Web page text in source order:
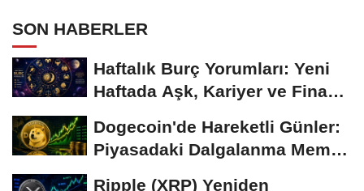
SON HABERLER
Haftalık Burç Yorumları: Yeni
Haftada Aşk, Kariyer ve Finans
Dogecoin'de Hareketli Günler:
Piyasadaki Dalgalanma Meme
Ripple (XRP) Yeniden